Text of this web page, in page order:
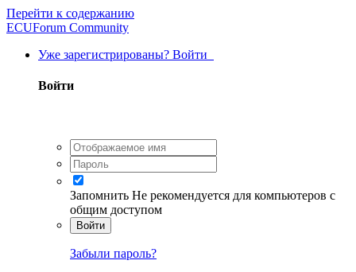
Перейти к содержанию
ECUForum Community
Уже зарегистрированы? Войти
Войти
Запомнить Не рекомендуется для компьютеров с
общим доступом
Войти
Забыли пароль?